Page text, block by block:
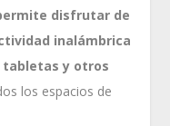
disfrutar de
inalámbrica
y otros
los espacios de